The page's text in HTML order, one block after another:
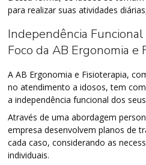
para realizar suas atividades
Independência Funcional
Foco da AB Ergonomia e
A AB Ergonomia e Fisioterapia,
no atendimento a idosos, tem
a independência funcional dos
Através de uma abordagem
empresa desenvolvem planos de
cada caso, considerando as
individuais.